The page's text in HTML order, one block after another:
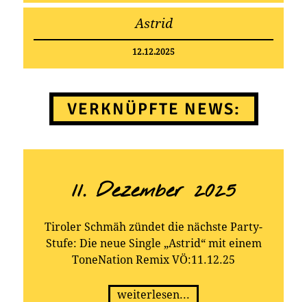
mit seiner Sommersingle „Sternhagelvoll“
hatte Tiroler Schmäh einen „ordentlichen
Schuss Partystimmung“ verpasst – nun dreht
der vielseitige Schlager-Entertainer und
auf. „Astrid“ ist pure Euphorie, Ekstase und
Eskalation – eine Hochdruck-Partyhymne, zu
der man unmöglich stillsitzen kann.
Astrid
12.12.2025
VERKNÜPFTE NEWS:
11. Dezember 2025
Tiroler Schmäh zündet die nächste Party-
Stufe: Die neue Single „Astrid“ mit einem
ToneNation Remix VÖ:11.12.25
weiterlesen...